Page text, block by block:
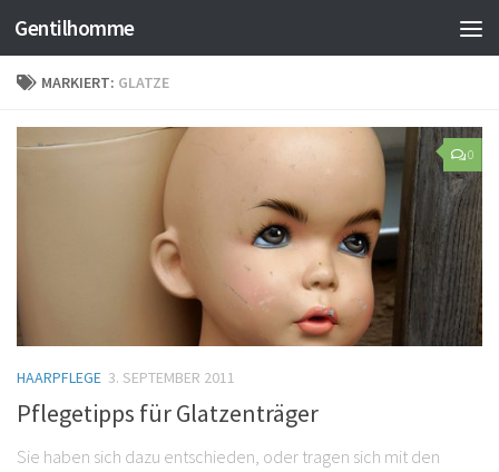
Gentilhomme
MARKIERT: GLATZE
0
HAARPFLEGE 3. SEPTEMBER 2011
Pflegetipps für Glatzenträger
Sie haben sich dazu entschieden, oder tragen sich mit den